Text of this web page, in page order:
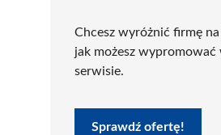
Chcesz wyróżnić firmę
jak możesz
serwisie.
Sprawdź ofertę!